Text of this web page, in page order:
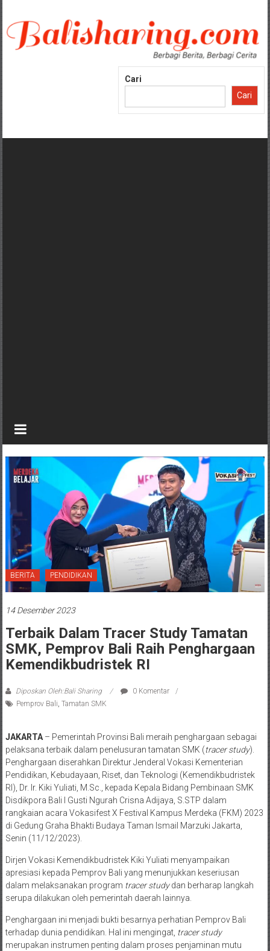
konten
Cari
Cari
BERITA PENDIDIKAN
14 Desember 2023
Terbaik Dalam Tracer Study Tamatan
SMK, Pemprov Bali Raih Penghargaan
Kemendikbudristek RI
Diposkan Oleh:Bali Sharing
0 Komentar
Pemprov Bali, Tamatan SMK
JAKARTA– Pemerintah Provinsi Bali meraih penghargaan sebagai
pelaksana terbaik dalam penelusuran tamatan SMK (tracer study).
Penghargaan diserahkan Direktur Jenderal Vokasi Kementerian
Pendidikan, Kebudayaan, Riset, dan Teknologi (Kemendikbudristek
RI), Dr. Ir. Kiki Yuliati, M.Sc., kepada Kepala Bidang Pembinaan SMK
Disdikpora Bali I Gusti Ngurah Crisna Adijaya, S.STP dalam
rangkaian acara Vokasifest X Festival Kampus Merdeka (FKM) 2023
di Gedung Graha Bhakti Budaya Taman Ismail Marzuki Jakarta,
Senin (11/12/2023).
Dirjen Vokasi Kemendikbudristek Kiki Yuliati menyampaikan
apresiasi kepada Pemprov Bali yang menunjukkan keseriusan
dalam melaksanakan program tracer studydan berharap langkah
serupa dilakukan oleh pemerintah daerah lainnya.
Penghargaan ini menjadi bukti besarnya perhatian Pemprov Bali
terhadap dunia pendidikan. Hal ini mengingat, tracer study
merupakan instrumen penting dalam proses penjaminan mutu